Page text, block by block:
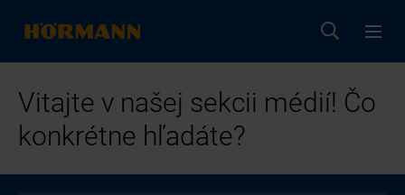
Vitajte v našej sekcii médií! Čo
konkrétne hľadáte?